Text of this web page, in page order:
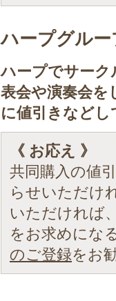
ハープグルー
ハープでサーク
表会や演奏会を
に値引きなど
《 お応え 》
共同購入の値
らせいただけ
いただければ
をお求めにな
のご登録をお